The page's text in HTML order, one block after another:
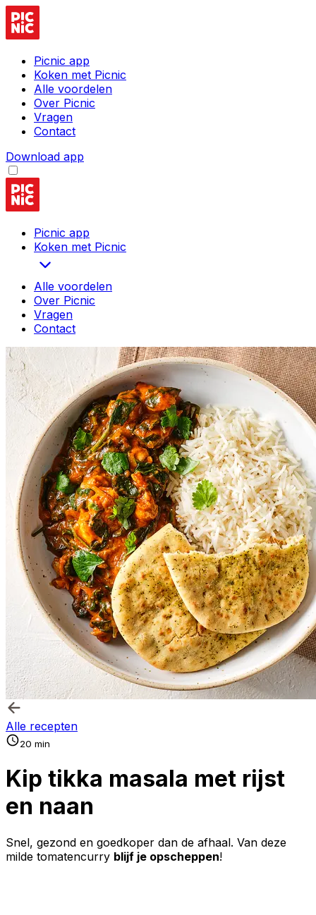
Picnic app
Koken met Picnic
Alle voordelen
Over Picnic
Vragen
Contact
Download app
Picnic app
Koken met Picnic
Alle voordelen
Over Picnic
Vragen
Contact
Alle recepten
20 min
Kip tikka masala met rijst
en naan
Snel, gezond en goedkoper dan de afhaal. Van deze
milde tomatencurry blijf je opscheppen!